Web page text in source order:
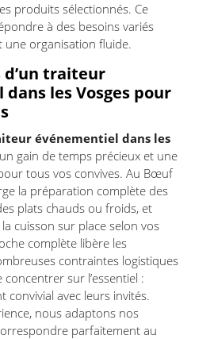
produits sélectionnés. Ce
à des besoins variés
organisation fluide.
d’un traiteur
les Vosges pour
événementiel dans les
gain de temps précieux et une
tous vos convives. Au Bœuf
la préparation complète des
plats chauds ou froids, et
cuisson sur place selon vos
complète libère les
contraintes logistiques
sur l’essentiel :
convivial avec leurs invités.
nous adaptons nos
parfaitement au